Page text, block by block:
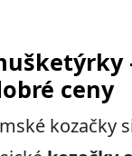
ceny
kozačky